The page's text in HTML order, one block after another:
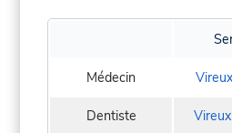
Médecin
Dentiste